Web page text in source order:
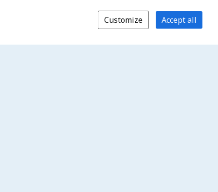
Customize Accept all